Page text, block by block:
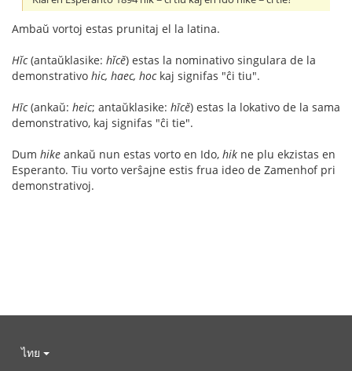
Ambaŭ vortoj estas prunitaj el la latina.
Hĭc(antaŭklasike: hĭcĕ) estas la nominativo singulara de la
demonstrativo hic, haec, hockaj signifas "ĉi tiu".
Hīc(ankaŭ: heic; antaŭklasike: hīcĕ) estas la lokativo de la sama
demonstrativo, kaj signifas "ĉi tie".
Dum hike ankaŭ nun estas vorto en Ido, hik ne plu ekzistas en
Esperanto. Tiu vorto verŝajne estis frua ideo de Zamenhof pri
demonstrativoj.
ไทย